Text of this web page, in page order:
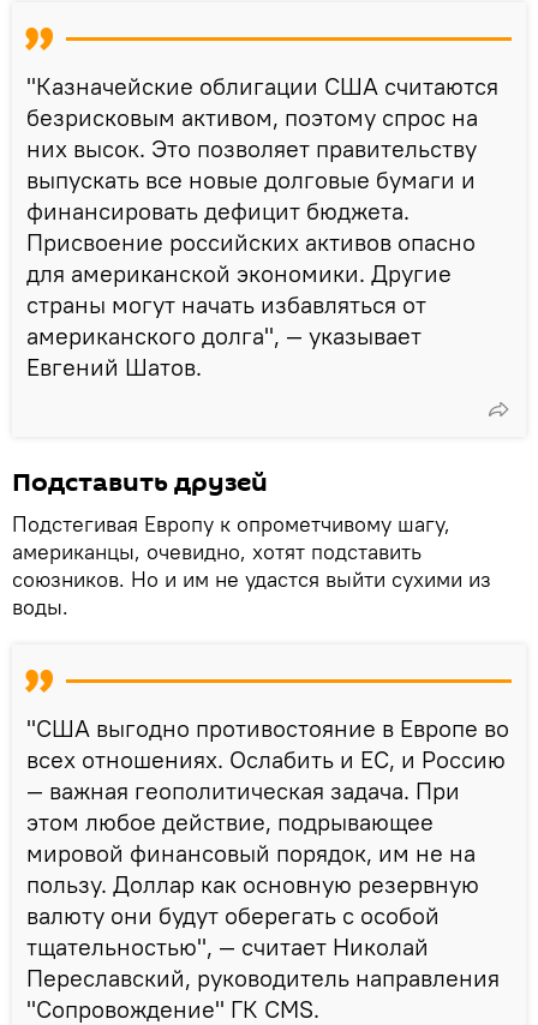
"Казначейские облигации США считаются
безрисковым активом, поэтому спрос на
них высок. Это позволяет правительству
выпускать все новые долговые бумаги и
финансировать дефицит бюджета.
Присвоение российских активов опасно
для американской экономики. Другие
страны могут начать избавляться от
американского долга", — указывает
Евгений Шатов.
Подставить друзей
Подстегивая Европу к опрометчивому шагу,
американцы, очевидно, хотят подставить
союзников. Но и им не удастся выйти сухими из
воды.
"США выгодно противостояние в Европе во
всех отношениях. Ослабить и ЕС, и Россию
— важная геополитическая задача. При
этом любое действие, подрывающее
мировой финансовый порядок, им не на
пользу. Доллар как основную резервную
валюту они будут оберегать с особой
тщательностью", — считает Николай
Переславский, руководитель направления
"Сопровождение" ГК CMS.